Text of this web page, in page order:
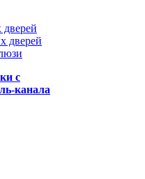
дверей
с
канала